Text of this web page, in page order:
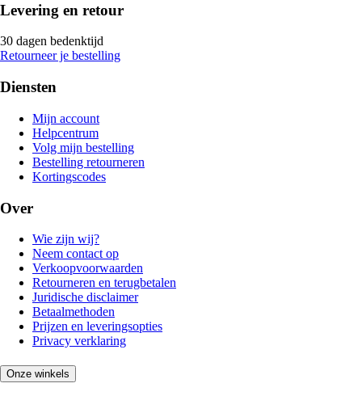
Levering en retour
30 dagen bedenktijd
Retourneer je bestelling
Diensten
Mijn account
Helpcentrum
Volg mijn bestelling
Bestelling retourneren
Kortingscodes
Over
Wie zijn wij?
Neem contact op
Verkoopvoorwaarden
Retourneren en terugbetalen
Juridische disclaimer
Betaalmethoden
Prijzen en leveringsopties
Privacy verklaring
Onze winkels